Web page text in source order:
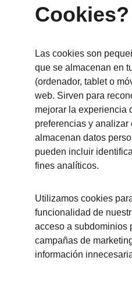
Cookies?
Las cookies son
que se almacenan en
(ordenador, tablet o
web. Sirven para
mejorar la experiencia
preferencias y analizar
almacenan datos
pueden incluir
fines analíticos.
Utilizamos cookies
funcionalidad de
acceso a subdominios
campañas de
información